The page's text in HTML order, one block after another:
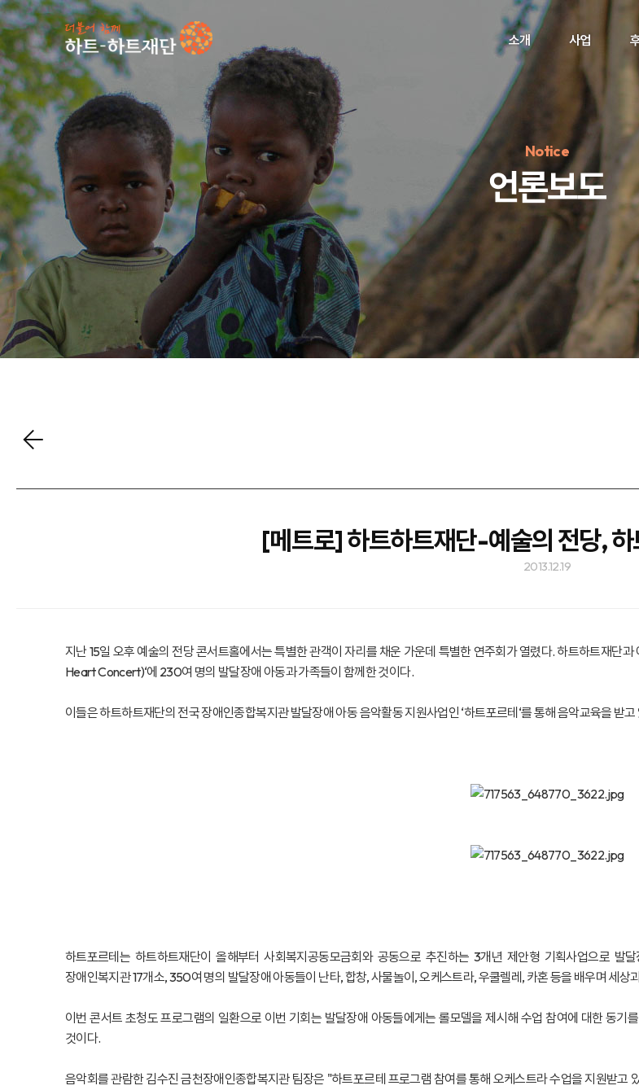
소개 사업
인기 키워드 #정기후원 #하트플레이스#캠페인#팬덤후원
Notice
언론보도
언론보도
[메트로] 하트하트재단-예술의 전당,
2013.12.19
지난 15일 오후 예술의 전당 콘서트홀에서는 특별한 관객이 자리를 채운 가운데 특별한 연주회가 열렸다. 하트하트재단
Heart Concert)‘에 230여 명의 발달장애 아동과 가족들이 함께한 것이다.
이들은 하트하트재단의 전국 장애인종합복지관 발달장애 아동 음악활동 지원사업인 ‘하트포르테‘를 통해 음악교육을 받
하트포르테는 하트하트재단이 올해부터 사회복지공동모금회와 공동으로 추진하는 3개년 제안형 기획사업으로
장애인복지관 17개소, 350여 명의 발달장애 아동들이 난타, 합창, 사물놀이, 오케스트라, 우쿨렐레, 카혼 등을 배우며 세상
이번 콘서트 초청도 프로그램의 일환으로 이번 기회는 발달장애 아동들에게는 롤모델을 제시해 수업 참여에 대한 동
것이다.
음악회를 관람한 김수진 금천장애인종합복지관 팀장은 "하트포르테 프로그램 참여를 통해 오케스트라 수업을 지원받고